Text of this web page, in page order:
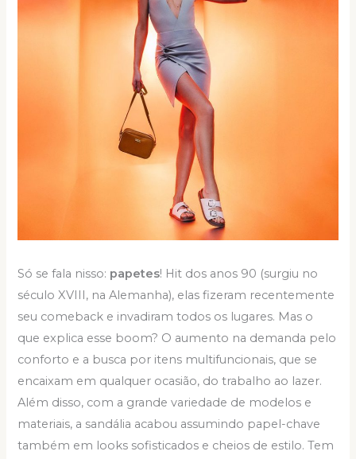
Só se fala nisso: papetes! Hit dos anos 90 (surgiu no
século XVIII, na Alemanha), elas fizeram recentemente
seu comeback e invadiram todos os lugares. Mas o
que explica esse boom? O aumento na demanda pelo
conforto e a busca por itens multifuncionais, que se
encaixam em qualquer ocasião, do trabalho ao lazer.
Além disso, com a grande variedade de modelos e
materiais, a sandália acabou assumindo papel-chave
também em looks sofisticados e cheios de estilo. Tem